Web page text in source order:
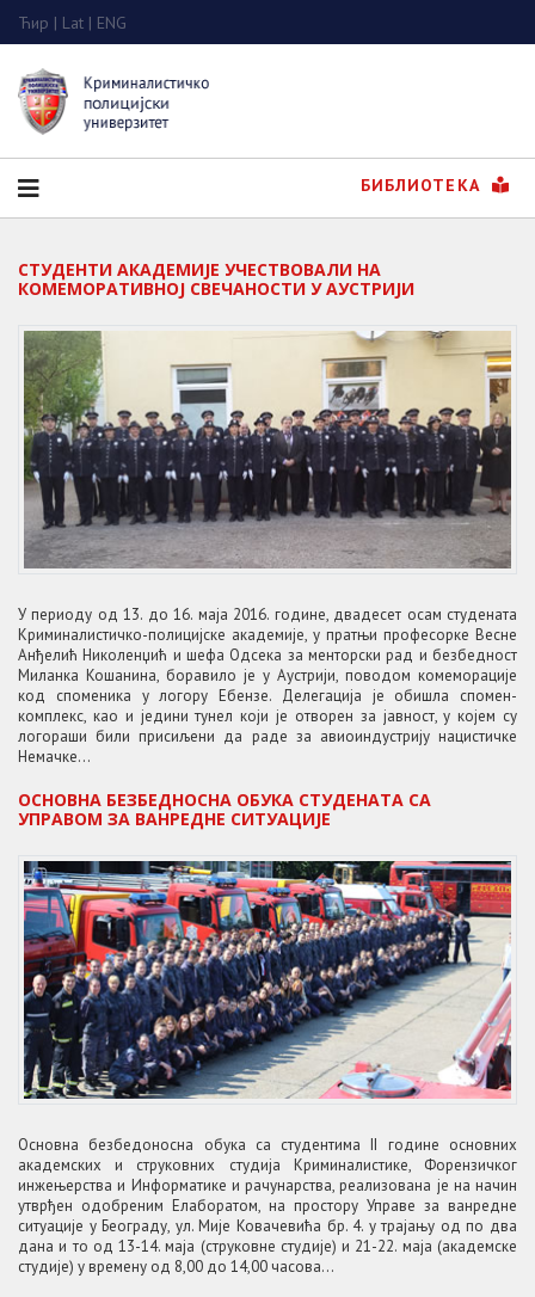
Ћир | Lat | ENG
БИБЛИОТЕКА
СТУДЕНТИ АКАДЕМИЈЕ УЧЕСТВОВАЛИ НА
КОМЕМОРАТИВНОЈ СВЕЧАНОСТИ У АУСТРИЈИ
У периоду од 13. до 16. маја 2016. године, двадесет осам студената
Криминалистичко-полицијске академије, у пратњи професорке Весне
Анђелић Николенџић и шефа Одсека за менторски рад и безбедност
Миланка Кошанина, боравило је у Аустрији, поводом комеморације
код споменика у логору Ебензе. Делегација је обишла спомен-
комплекс, као и једини тунел који је отворен за јавност, у којем су
логораши били присиљени да раде за авиоиндустрију нацистичке
Немачке...
ОСНОВНА БЕЗБЕДНОСНА ОБУКА СТУДЕНАТА СА
УПРАВОМ ЗА ВАНРЕДНЕ СИТУАЦИЈЕ
Основна безбедоносна обука са студентима II године основних
академских и струковних студија Криминалистике, Форензичког
инжењерства и Информатике и рачунарства, реализована је на начин
утврђен одобреним Елаборатом, на простору Управе за ванредне
ситуације у Београду, ул. Мије Ковачевића бр. 4. у трајању од по два
дана и то од 13-14. маја (струковне студије) и 21-22. маја (академске
студије) у времену од 8,00 до 14,00 часова...